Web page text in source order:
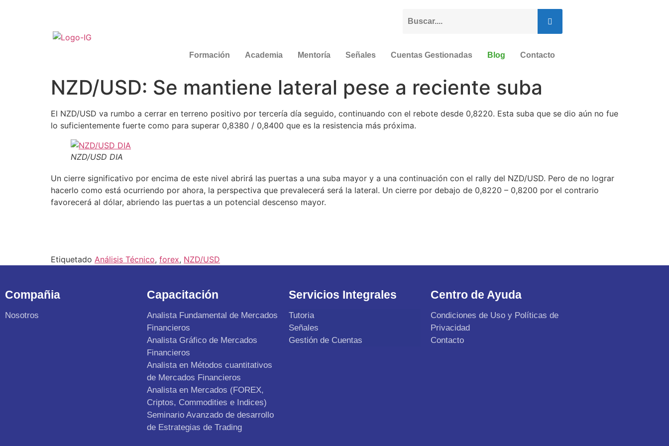
Formación Academia Mentoría Señales Cuentas Gestionadas Blog Contacto
NZD/USD: Se mantiene lateral pese a reciente suba
El NZD/USD va rumbo a cerrar en terreno positivo por tercería día seguido, continuando con el rebote desde 0,8220. Esta suba que se dio aún no fue
lo suficientemente fuerte como para superar 0,8380 / 0,8400 que es la resistencia más próxima.
NZD/USD DIA
Un cierre significativo por encima de este nivel abrirá las puertas a una suba mayor y a una continuación con el rally del NZD/USD. Pero de no lograr
hacerlo como está ocurriendo por ahora, la perspectiva que prevalecerá será la lateral. Un cierre por debajo de 0,8220 – 0,8200 por el contrario
favorecerá al dólar, abriendo las puertas a un potencial descenso mayor.
Etiquetado Análisis Técnico, forex, NZD/USD
Compañia
Nosotros
Capacitación
Analista Fundamental de Mercados
Financieros
Analista Gráfico de Mercados
Financieros
Analista en Métodos cuantitativos
de Mercados Financieros
Analista en Mercados (FOREX,
Criptos, Commodities e Indices)
Seminario Avanzado de desarrollo
de Estrategias de Trading
Servicios Integrales
Tutoria
Señales
Gestión de Cuentas
Centro de Ayuda
Condiciones de Uso y Políticas de
Privacidad
Contacto